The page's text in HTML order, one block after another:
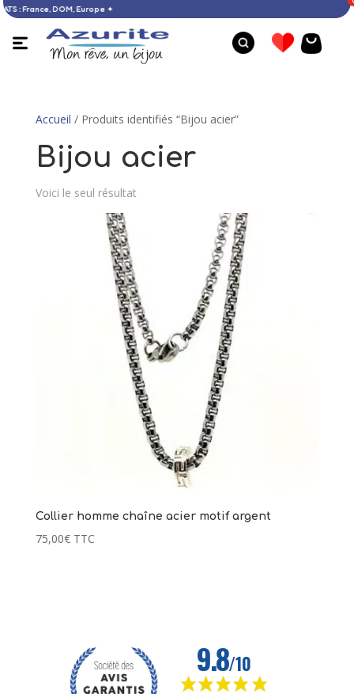
: France, DOM, Europe ✦
Accueil / Produits identifiés “Bijou acier”
Bijou acier
Voici le seul résultat
Collier homme chaîne acier motif argent
75,00€ TTC
Bague larimar ronde - 51
325,00
+ AJOUTER